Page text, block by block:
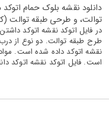
دانلود نقشه بلوک حمام اتوکد
توالت، و طرحی طبقه توالت
در فایل اتوکد نقشه اتوکد
طرح طبقه توالت. دو نوع از درب
نقشه اتوکد داده شده است.
است. فایل اتوکد نقشه اتوکد